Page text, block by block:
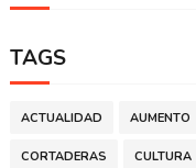
TAGS
ACTUALIDAD AUMENTO
CORTADERAS CULTURA